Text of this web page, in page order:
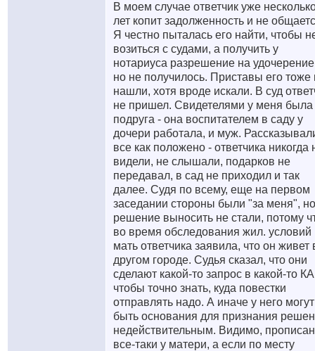
В моем случае ответчик уже
лет копит задолженность и не
Я честно пыталась его найти, чтобы
возиться с судами, а получить у
нотариуса разрешение на
но не получилось. Приставы его тоже
нашли, хотя вроде искали. В суд
не пришел. Свидетелями у меня была
подруга - она воспитателем в саду у
дочери работала, и муж.
все как положено - ответчика никогда
видели, не слышали, подарков не
передавал, в сад не приходил и так
далее. Судя по всему, еще на первом
заседании стороны были "за меня", но
решение выносить не стали, потому
во время обследования жил. условий
мать ответчика заявила, что он живет
другом городе. Судья сказал, что они
сделают какой-то запрос в какой-то
чтобы точно знать, куда повестки
отправлять надо. А иначе у него могут
быть основания для признания
недействительным. Видимо,
все-таки у матери, а если по месту